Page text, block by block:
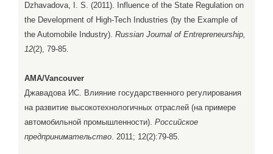
Dzhavadova, I. S. (2011). Influence of the State Regulation on
the Development of High-Tech Industries (by the Example of
the Automobile Industry). Russian Journal of Entrepreneurship,
12(2), 79-85.
AMA/Vancouver
Джавадова ИС. Влияние государственного регулирования
на развитие высокотехнологичных отраслей (на примере
автомобильной промышленности). Российское
предпринимательство. 2011; 12(2):79-85.